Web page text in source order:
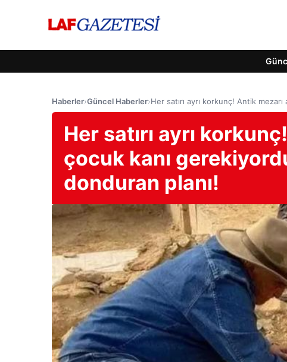
Haberler›Güncel Haberler›Her satırı ayrı korkunç! Antik
Her satırı ayrı
çocuk kanı
donduran planı!